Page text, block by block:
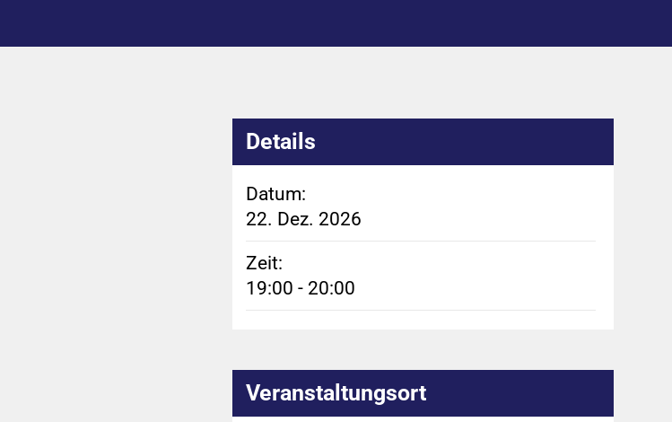
Details
Datum:
22. Dez. 2026
Zeit:
19:00 - 20:00
Veranstaltungsort